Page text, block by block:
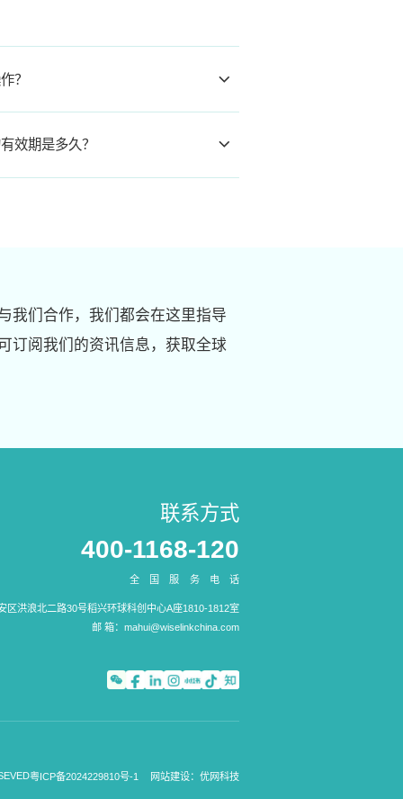
？
效期是多久？
我们合作，我们都会在这里指导
订阅我们的资讯信息，获取全球
联系方式
400-1168-120
全国服务电话
区洪浪北二路30号稻兴环球科创中心A座1810-1812室
邮 箱： mahui@wiselinkchina.com
粤ICP备2024229810号-1 网站建设：优网科技